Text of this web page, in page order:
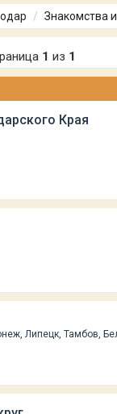
Знакомства
1 из 1
Края
Липецк, Тамбов,